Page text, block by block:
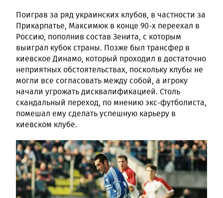
Поиграв за ряд украинских клубов, в частности за
Прикарпатье, Максимюк в конце 90-х переехал в
Россию, пополнив состав Зенита, с которым
выиграл кубок страны. Позже был трансфер в
киевское Динамо, который проходил в достаточно
неприятных обстоятельствах, поскольку клубы не
могли все согласовать между собой, а игроку
начали угрожать дисквалификацией. Столь
скандальный переход, по мнению экс-футболиста,
помешал ему сделать успешную карьеру в
киевском клубе.